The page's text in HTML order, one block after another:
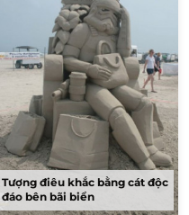
Tượng điêu khắc bằng cát độc
đáo bên bãi biển